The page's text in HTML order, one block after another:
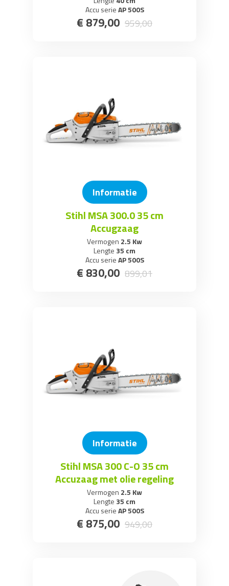
Accu serieAP 500S
€ 879,00 959,00
Informatie
Stihl MSA 300.0 35 cm
Accugzaag
Vermogen 2.5 Kw
Lengte 35 cm
Accu serieAP 500S
€ 830,00 899,01
Informatie
Stihl MSA 300 C-O 35 cm
Accuzaag met olie regeling
Vermogen 2.5 Kw
Lengte 35 cm
Accu serieAP 500S
€ 875,00 949,00